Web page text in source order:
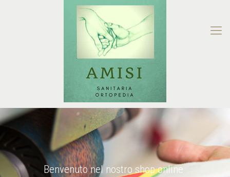
Benvenuto nel nostro shop online